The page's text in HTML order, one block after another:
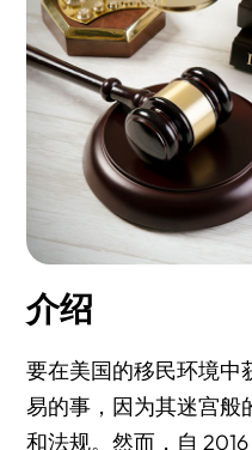
关于理查德·赫尔曼
介绍
要在美国的移民环境中
易的事，因为其迷宫般
和法规。然而，自